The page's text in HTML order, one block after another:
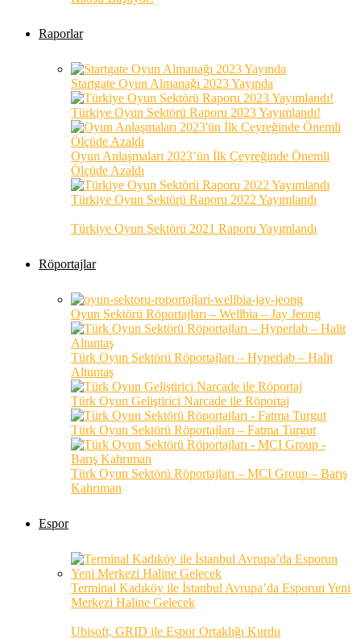
Raporlar
Startgate Oyun Almanağı 2023 Yayında
Türkiye Oyun Sektörü Raporu 2023 Yayımlandı!
Oyun Anlaşmaları 2023’ün İlk Çeyreğinde Önemli
Ölçüde Azaldı
Türkiye Oyun Sektörü Raporu 2022 Yayımlandı
Türkiye Oyun Sektörü 2021 Raporu Yayımlandı
Röportajlar
Oyun Sektörü Röportajları – Wellbia – Jay Jeong
Türk Oyun Sektörü Röportajları – Hyperlab – Halit
Altuntaş
Türk Oyun Geliştirici Narcade ile Röportaj
Türk Oyun Sektörü Röportajları – Fatma Turgut
Türk Oyun Sektörü Röportajları – MCI Group – Barış
Kahrıman
Espor
Terminal Kadıköy ile İstanbul Avrupa’da Esporun Yeni
Merkezi Haline Gelecek
Ubisoft, GRID ile Espor Ortaklığı Kurdu